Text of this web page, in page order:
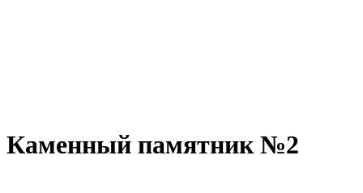
Каменный памятник №2